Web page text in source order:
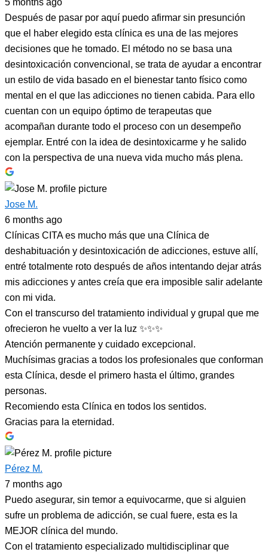
5 months ago
Después de pasar por aquí puedo afirmar sin presunción
que el haber elegido esta clínica es una de las mejores
decisiones que he tomado. El método no se basa una
desintoxicación convencional, se trata de ayudar a encontrar
un estilo de vida basado en el bienestar tanto físico como
mental en el que las adicciones no tienen cabida. Para ello
cuentan con un equipo óptimo de terapeutas que
acompañan durante todo el proceso con un desempeño
ejemplar. Entré con la idea de desintoxicarme y he salido
con la perspectiva de una nueva vida mucho más plena.
Jose M.
6 months ago
Clínicas CITA es mucho más que una Clínica de
deshabituación y desintoxicación de adicciones, estuve allí,
entré totalmente roto después de años intentando dejar atrás
mis adicciones y antes creía que era imposible salir adelante
con mi vida.
Con el transcurso del tratamiento individual y grupal que me
ofrecieron he vuelto a ver la luz ✨✨✨
Atención permanente y cuidado excepcional.
Muchísimas gracias a todos los profesionales que conforman
esta Clínica, desde el primero hasta el último, grandes
personas.
Recomiendo esta Clínica en todos los sentidos.
Gracias para la eternidad.
Pérez M.
7 months ago
Puedo asegurar, sin temor a equivocarme, que si alguien
sufre un problema de adicción, se cual fuere, esta es la
MEJOR clínica del mundo.
Con el tratamiento especializado multidisciplinar que